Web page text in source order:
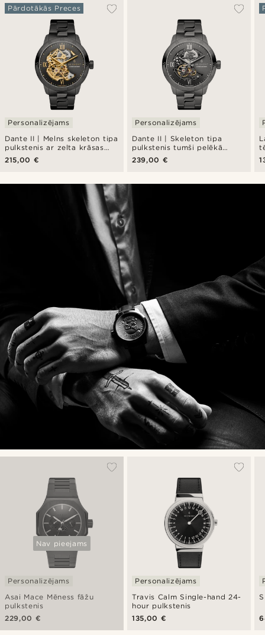
Dante II | Melns skeleton tipa
pulkstenis ar zelta krāsas
mehānismu
Pārdotākās Preces
Personalizējams
215,00 €
Dante II | Skeleton tipa
pulkstenis tumši pelēkā
krāsā
Personalizējams
239,00 €
Nav pieejams
Asai Mace Mēness fāžu
pulkstenis
Personalizējams
229,00 €
Travis Calm Single-hand 24-
hour pulkstenis
Personalizējams
135,00 €